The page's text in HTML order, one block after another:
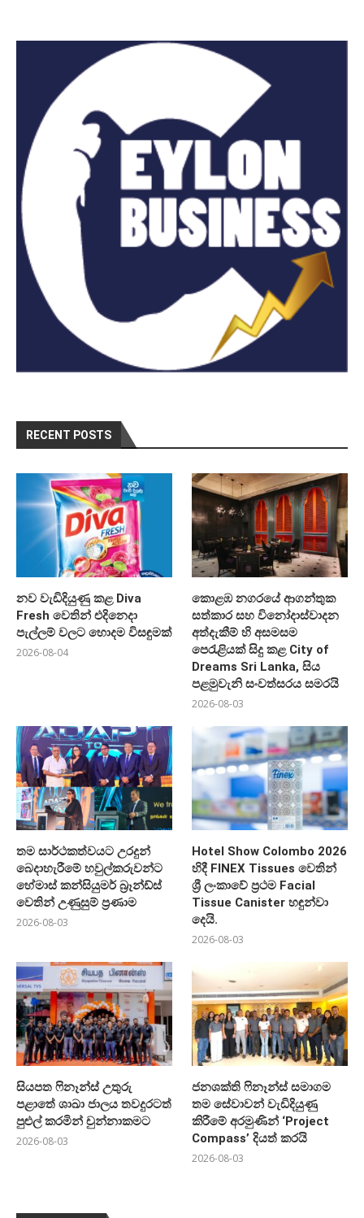
RECENT POSTS
නව වැඩිදියුණු කළ Diva
Fresh වෙතින් එදිනෙදා
පැල්ලම් වලට හොදම විසඳුමක්
2026-08-04
කොළඹ නගරයේ ආගන්තුක
සත්කාර සහ විනෝදාස්වාදන
අත්දැකීම් හි අසමසම
පෙරැළියක් සිදු කළ City of
Dreams Sri Lanka, සිය
පළමුවැනි සංවත්සරය සමරයි
2026-08-03
තම සාර්ථකත්වයට උරදුන්
බෙදාහැරීමේ හවුල්කරුවන්ට
හේමාස් කන්සියුමර් බ්‍රෑන්ඩ්ස්
වෙතින් උණුසුම් ප්‍රණාම
2026-08-03
Hotel Show Colombo 2026
හිදී FINEX Tissues වෙතින්
ශ්‍රී ලංකාවේ ප්‍රථම Facial
Tissue Canister හඳුන්වා
දෙයි.
2026-08-03
සියපත ෆිනෑන්ස් උතුරු
පළාතේ ශාඛා ජාලය තවදුරටත්
පුළුල් කරමින් චුන්නාකමට
2026-08-03
ජනශක්ති ෆිනෑන්ස් සමාගම
තම සේවාවන් වැඩිදියුණු
කිරීමේ අරමුණින් ‘Project
Compass’ දියත් කරයි
2026-08-03